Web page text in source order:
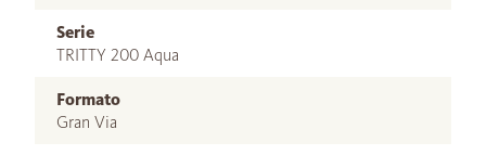
Serie
TRITTY 200 Aqua
Formato
Gran Via